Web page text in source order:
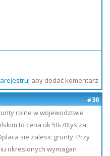
aby dodać komentarz
#30
rolne w wojewodztwie
to cena ok 50-70tys za
sie zalesic grunty. Przy
okreslonych wymagan